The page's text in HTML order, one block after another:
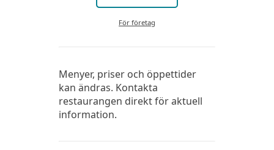
För företag
Menyer, priser och öppettider
kan ändras. Kontakta
restaurangen direkt för aktuell
information.